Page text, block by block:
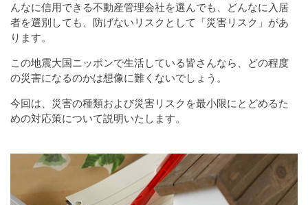
んなに信用できる不動産管理会社を選んでも、どんなに入居
者を選別しても、防げないリスクとして「災害リスク」があ
ります。
この地震大国ニッポンで生活している皆さんなら、どの程度
の災害になるのかは想像に難くないでしょう。
今回は、災害の種類および災害リスクを最小限にとどめるた
めの対応策について説明いたします。